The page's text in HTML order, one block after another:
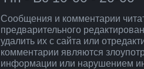
Сообщения и комментарии
предварительного
удалить их с сайта или
комментарии являются
информации или нарушением